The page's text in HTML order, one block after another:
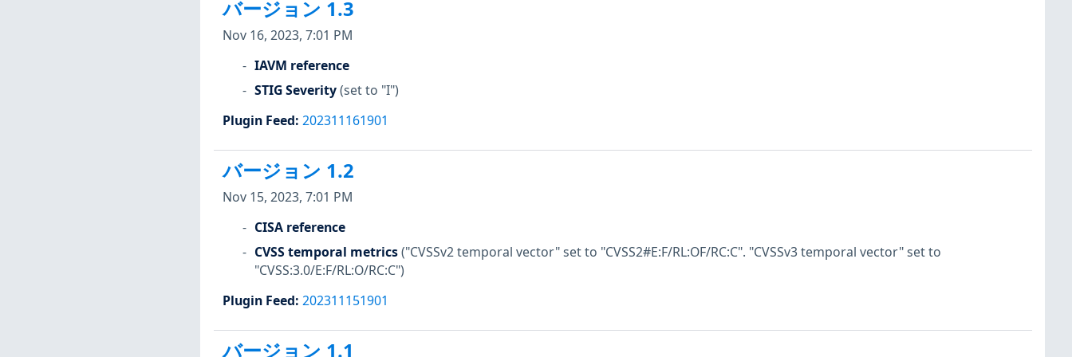
バージョン 1.3
Nov 16, 2023, 7:01 PM
IAVM reference
STIG Severity(set to "I")
Plugin Feed: 202311161901
バージョン 1.2
Nov 15, 2023, 7:01 PM
CISA reference
CVSS temporal metrics("CVSSv2 temporal vector" set to "CVSS2#E:F/RL:OF/RC:C". "CVSSv3 temporal vector" set to
"CVSS:3.0/E:F/RL:O/RC:C")
Plugin Feed: 202311151901
バージョン 1.1